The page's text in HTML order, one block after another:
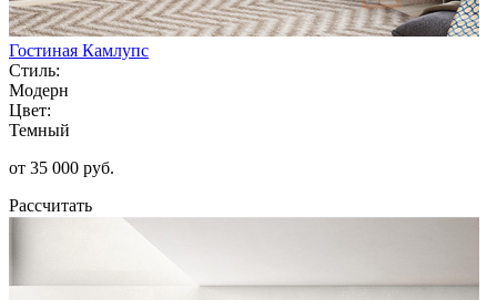
Гостиная Камлупс
Стиль:
Модерн
Цвет:
Темный
от 35 000 руб.
Рассчитать